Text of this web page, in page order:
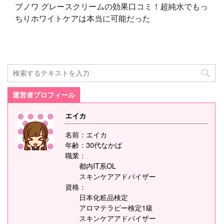
ブノワ グレースクリームの効果口コミ！超純水でもっ
ちりホワイトケアは本当に可能だった
運営者プロフィール
エイカ
名前：エイカ
年齢：30代なかば
職業：
都内IT系OL
スキンケアアドバイザー
資格：
日本化粧品検定
アロマテラピー検定1級
スキンケアアドバイザー